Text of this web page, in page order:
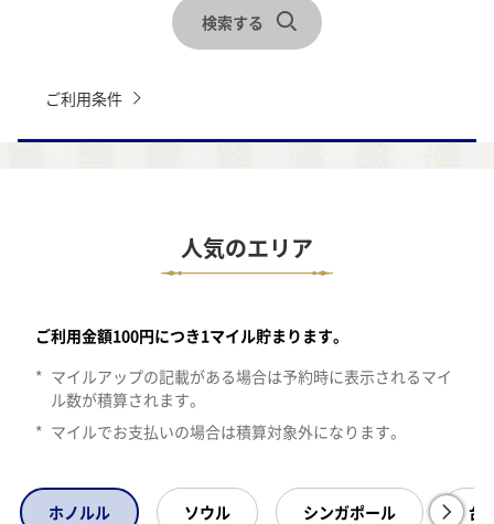
検索する
ご利用条件
人気のエリア
ご利用金額100円につき1マイル貯まります。
* マイルアップの記載がある場合は予約時に表示されるマイ
ル数が積算されます。
* マイルでお支払いの場合は積算対象外になります。
ホノルル ソウル シンガポール 台